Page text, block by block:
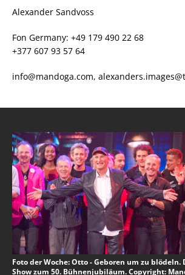
Alexander Sandvoss
Fon Germany: +49 179 490 22
+377 607 93 57 64
info@mandoga.com,
Foto der Woche: Otto - Geboren um zu
Show zum 50. Bühnenjubiläum. Copyright: